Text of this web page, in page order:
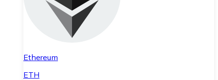
Ethereum
ETH